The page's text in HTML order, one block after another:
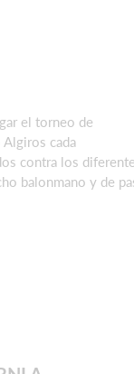
el torneo de
cada
contra los
balonmano y de